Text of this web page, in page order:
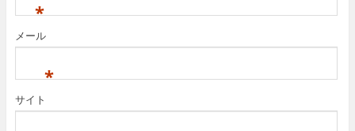
*
メール
*
サイト